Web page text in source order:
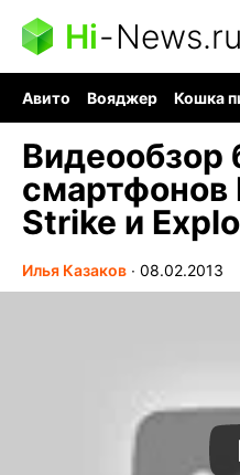
Hi-News.ru
Авито Вояджер Кошка
смартфонов
Strike и
Илья Казаков ∙ 08.02.2013